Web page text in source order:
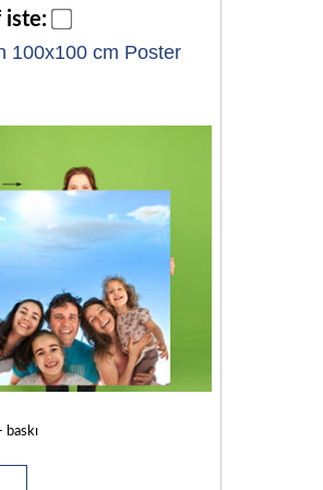
iste:
100x100 cm Poster
baskı